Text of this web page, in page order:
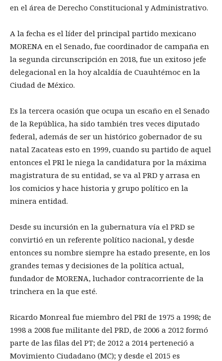
en el área de Derecho Constitucional y Administrativo.
A la fecha es el líder del principal partido mexicano
MORENA en el Senado, fue coordinador de campaña en
la segunda circunscripción en 2018, fue un exitoso jefe
delegacional en la hoy alcaldía de Cuauhtémoc en la
Ciudad de México.
Es la tercera ocasión que ocupa un escaño en el Senado
de la República, ha sido también tres veces diputado
federal, además de ser un histórico gobernador de su
natal Zacateas esto en 1999, cuando su partido de aquel
entonces el PRI le niega la candidatura por la máxima
magistratura de su entidad, se va al PRD y arrasa en
los comicios y hace historia y grupo político en la
minera entidad.
Desde su incursión en la gubernatura vía el PRD se
convirtió en un referente político nacional, y desde
entonces su nombre siempre ha estado presente, en los
grandes temas y decisiones de la política actual,
fundador de MORENA, luchador contracorriente de la
trinchera en la que esté.
Ricardo Monreal fue miembro del PRI de 1975 a 1998; de
1998 a 2008 fue militante del PRD, de 2006 a 2012 formó
parte de las filas del PT; de 2012 a 2014 perteneció a
Movimiento Ciudadano (MC); y desde el 2015 es